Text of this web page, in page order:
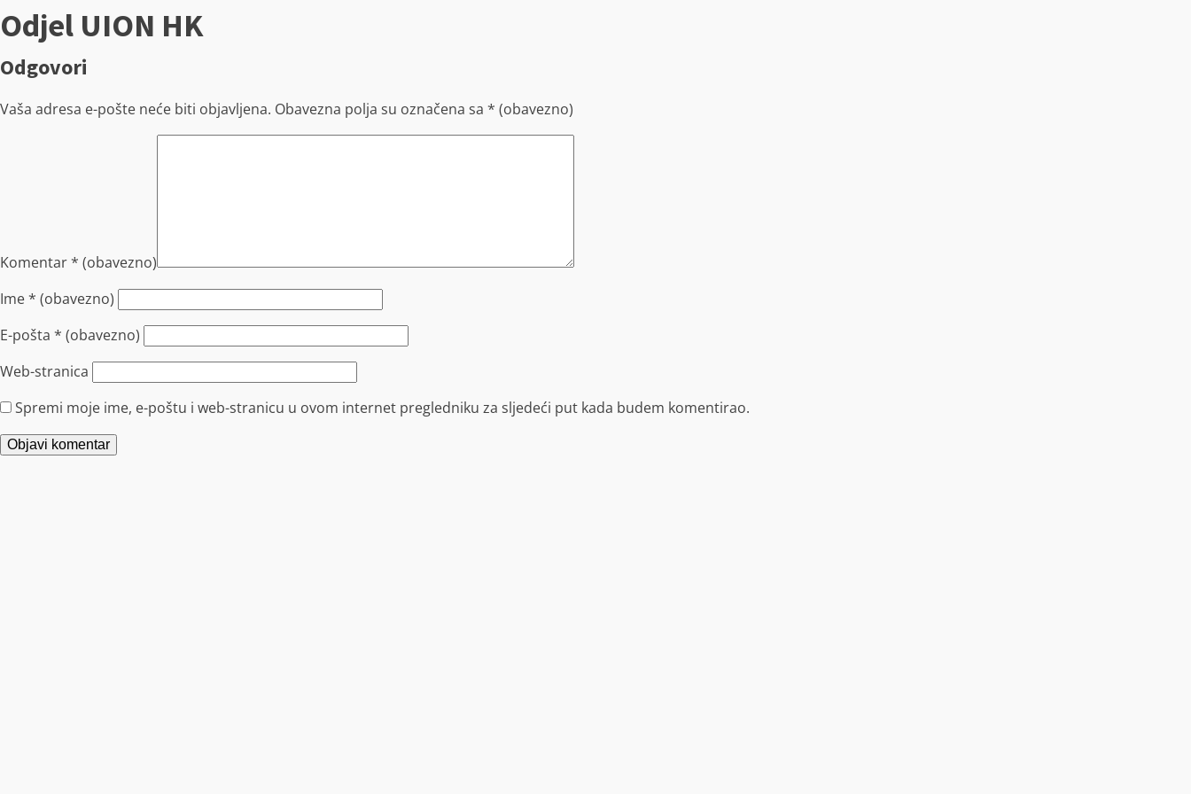
Odjel UION HK
Odgovori
Vaša adresa e-pošte neće biti objavljena. Obavezna polja su označena sa * (obavezno)
Komentar* (obavezno)
Ime* (obavezno)
E-pošta * (obavezno)
Web-stranica
Spremi moje ime, e-poštu i web-stranicu u ovom internet pregledniku za sljedeći put kada budem komentirao.